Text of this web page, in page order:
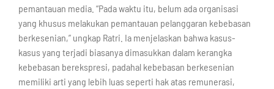
pemantauan media. “Pada waktu itu, belum ada organisasi
yang khusus melakukan pemantauan pelanggaran kebebasan
berkesenian,” ungkap Ratri. Ia menjelaskan bahwa kasus-
kasus yang terjadi biasanya dimasukkan dalam kerangka
kebebasan berekspresi, padahal kebebasan berkesenian
memiliki arti yang lebih luas seperti hak atas remunerasi,